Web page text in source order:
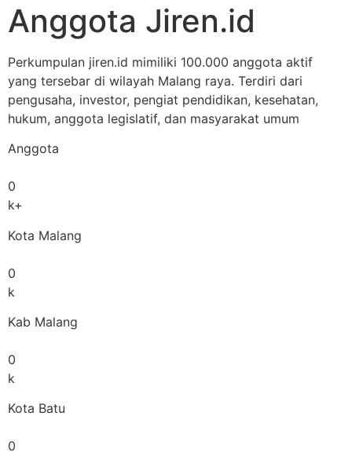
Anggota Jiren.id
Perkumpulan jiren.id mimiliki 100.000 anggota aktif
yang tersebar di wilayah Malang raya. Terdiri dari
pengusaha, investor, pengiat pendidikan, kesehatan,
hukum, anggota legislatif, dan masyarakat umum
Anggota
0
k+
Kota Malang
0
k
Kab Malang
0
k
Kota Batu
0